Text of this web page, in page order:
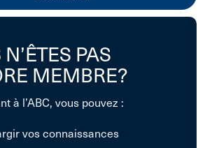
PAS
MEMBRE?
à l’ABC, vous pouvez :
vos connaissances